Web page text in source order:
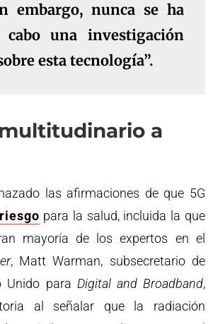
embargo, nunca se ha
una investigación
esta tecnología”.
a
las afirmaciones de que 5G
para la salud, incluida la que
mayoría de los expertos en el
, Matt Warman, subsecretario de
Unido para Digital and Broadband,
al señalar que la radiación